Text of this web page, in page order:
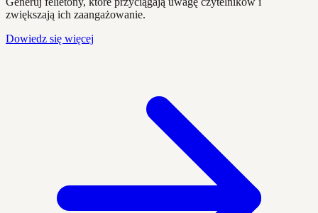
zwiększają ich zaangażowanie.
Dowiedz się więcej